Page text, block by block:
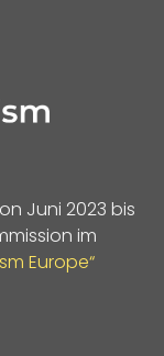
Juni 2023 bis
im
Europe“